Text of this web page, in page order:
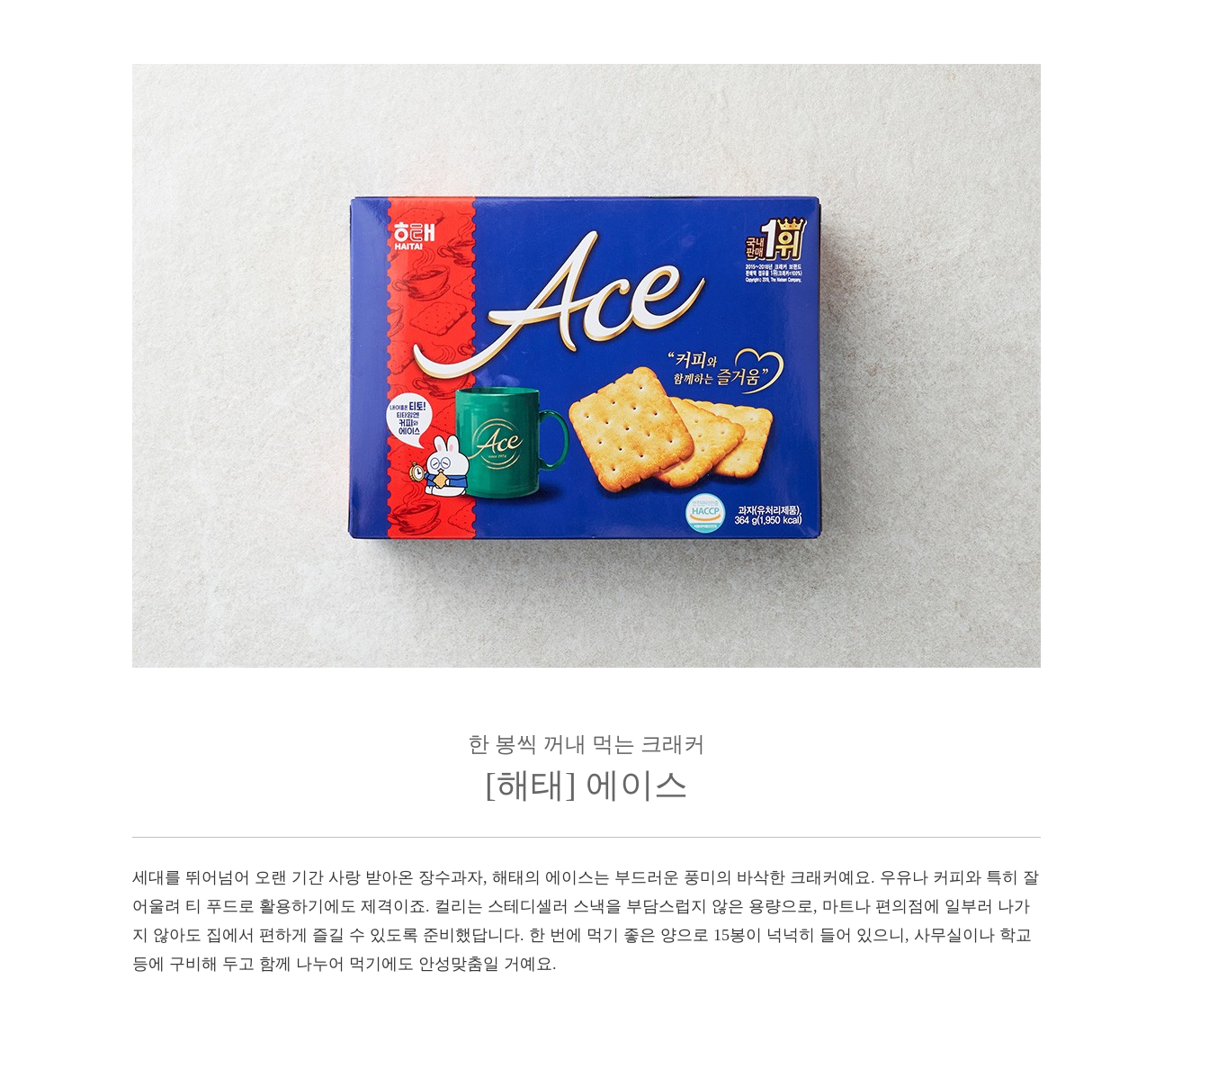
한 봉씩 꺼내 먹는 크래커
[해태] 에이스
세대를 뛰어넘어 오랜 기간 사랑 받아온 장수과자, 해태의 에이스는 부드러운 풍미의 바삭한 크래커예요. 우유나 커피와 특히 잘
어울려 티 푸드로 활용하기에도 제격이죠. 컬리는 스테디셀러 스낵을 부담스럽지 않은 용량으로, 마트나 편의점에 일부러 나가
지 않아도 집에서 편하게 즐길 수 있도록 준비했답니다. 한 번에 먹기 좋은 양으로 15봉이 넉넉히 들어 있으니, 사무실이나 학교
등에 구비해 두고 함께 나누어 먹기에도 안성맞춤일 거예요.